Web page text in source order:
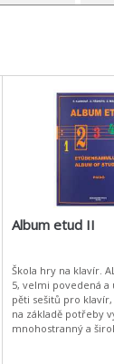
Album etud II
Škola hry na klavír. ALBUM ETUD 1-
5, velmi povedená a
pěti sešitů pro
na základě potřeby
mnohostranný a